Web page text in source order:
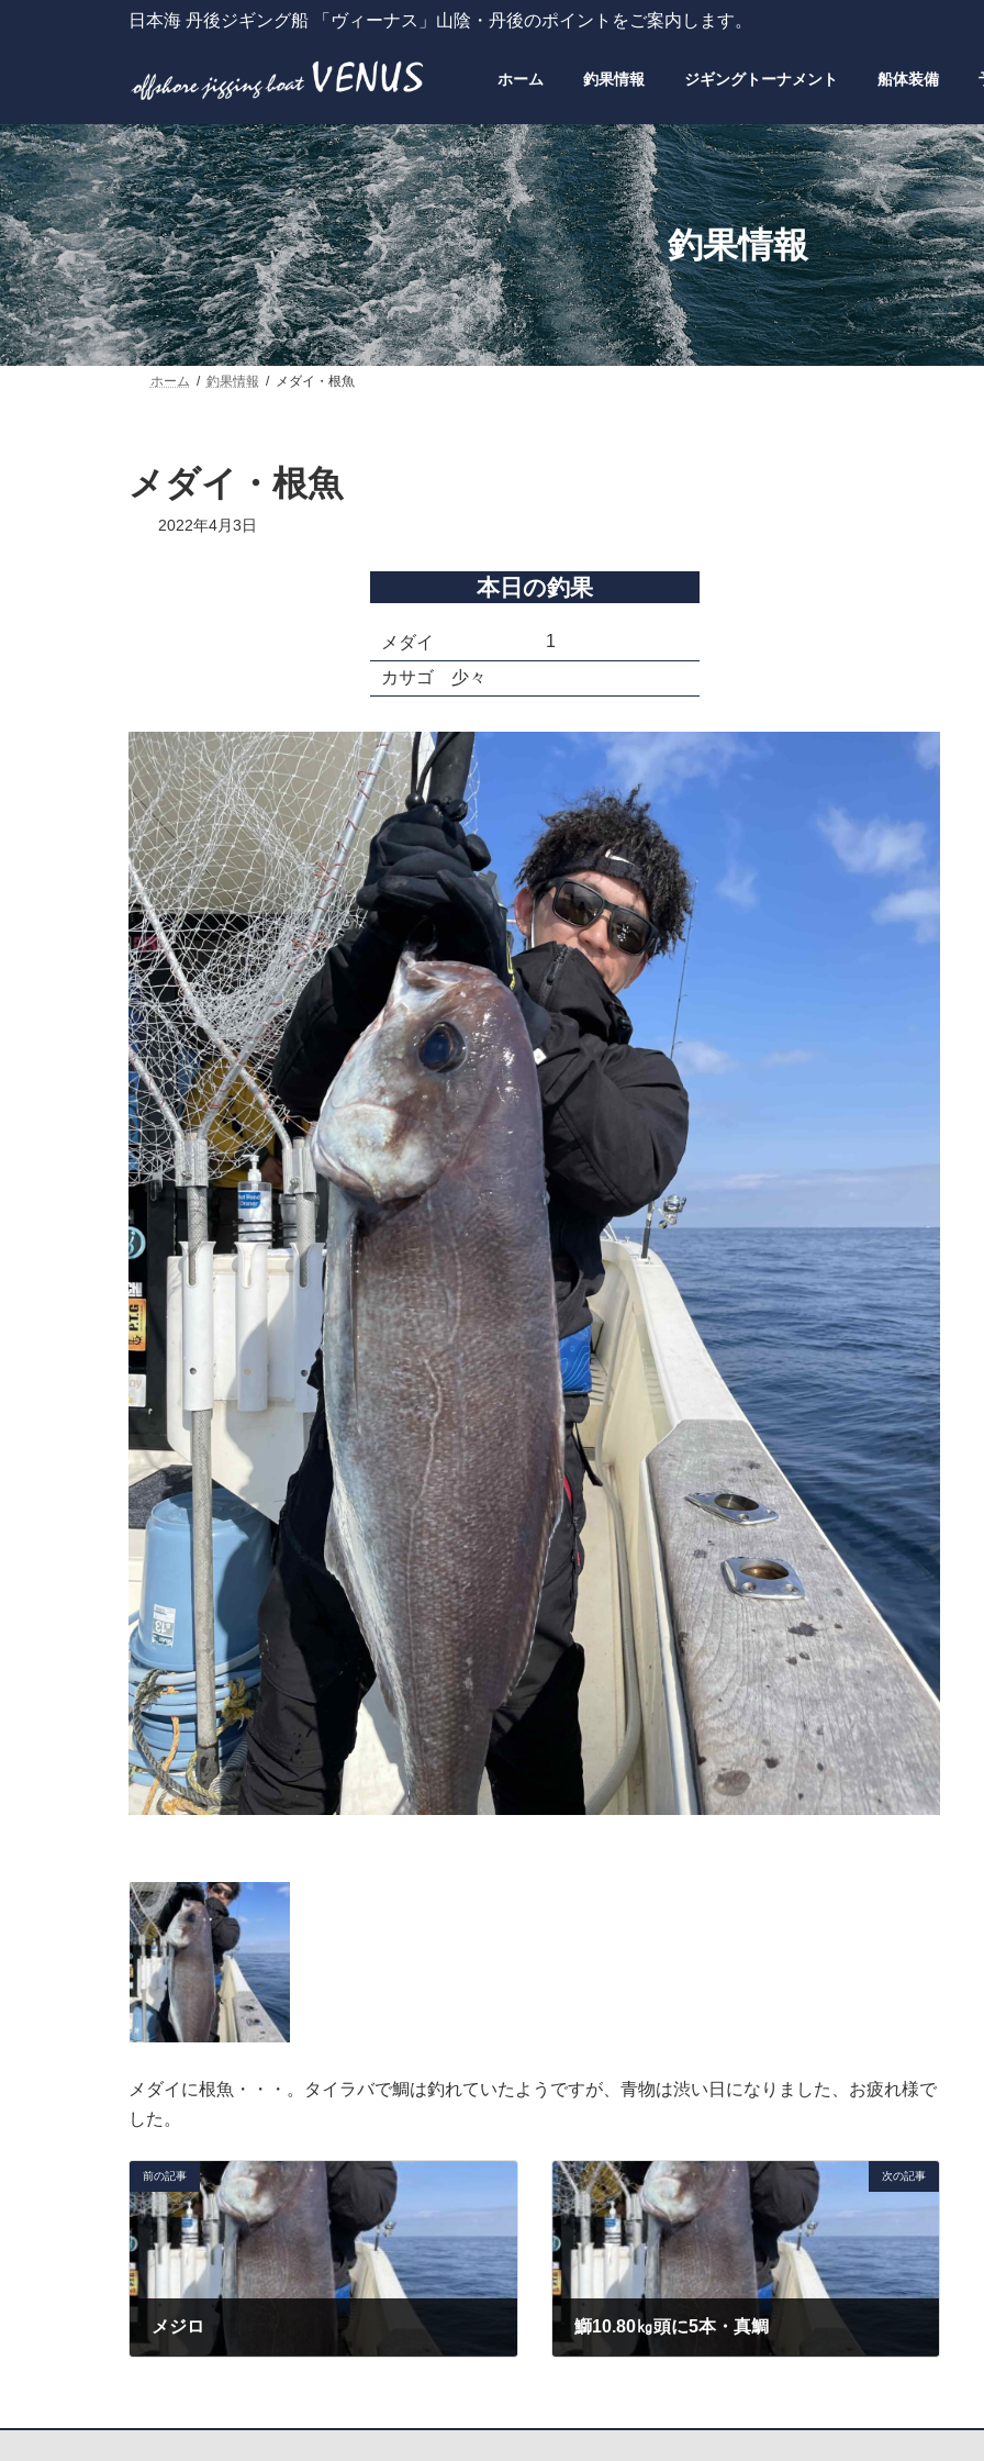
へ
ス
キ
ッ
プ
ョ
ン
に
移
動
日本海 丹後ジギング船 「ヴィーナス」山陰・丹後のポイントをご案内します。
ホーム 釣果情報 ジギングトーナメント 船体装備
釣果情報
ホーム 釣果情報 メダイ・根魚
メダイ・根魚
2022年4月3日
本日の釣果
メダイ
1
カサゴ 少々
メダイに根魚・・・。タイラバで鯛は釣れていたようですが、青物は渋い日になりました、お疲れ様で
した。
前の記事
メジロ
次の記事
鰤10.80㎏頭に5本・真鯛